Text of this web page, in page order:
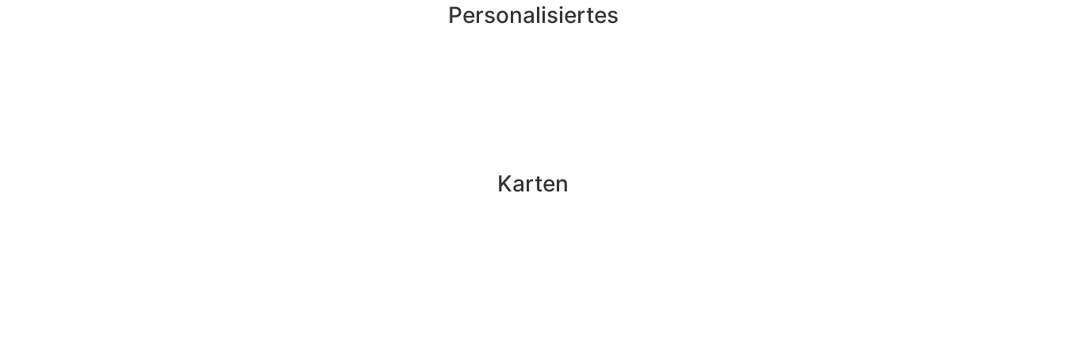
Personalisiertes
Karten